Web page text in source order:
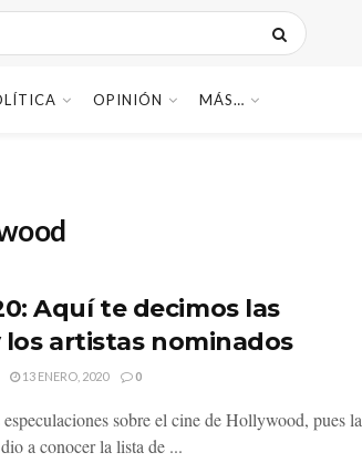
OPINIÓN MÁS…
Aquí te decimos las
los artistas nominados
13 ENERO, 2020 0
sobre el cine de Hollywood, pues la
a conocer la lista de ...